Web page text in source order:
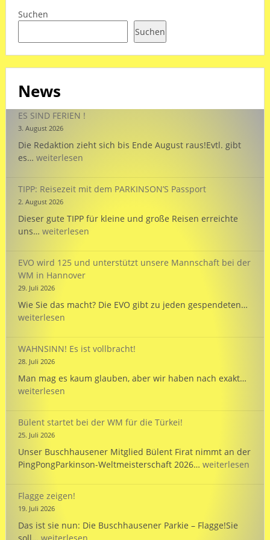
Suchen
Suchen
News
ES SIND FERIEN !
3. August 2026
Die Redaktion zieht sich bis Ende August raus!Evtl. gibt
es… ES
!
weiterlesen
TIPP: Reisezeit mit dem PARKINSON’S Passport
2. August 2026
Dieser gute TIPP für kleine und große Reisen erreichte
uns… TIPP:
dem
PARKINSON’S
Passport
weiterlesen
EVO wird 125 und unterstützt unsere Mannschaft bei der
WM in Hannover
29. Juli 2026
Wie Sie das macht? Die EVO gibt zu jeden gespendeten…
weiterlesen
WAHNSINN! Es ist vollbracht!
28. Juli 2026
Man mag es kaum glauben, aber wir haben nach exakt…
weiterlesen
Bülent startet bei der WM für die Türkei!
25. Juli 2026
Unser Buschhausener Mitglied Bülent Firat nimmt an der
PingPongParkinson-Weltmeisterschaft 2026… Bülent
für
weiterlesen
Flagge zeigen!
19. Juli 2026
Das ist sie nun: Die Buschhausener Parkie – Flagge!Sie
Flagge